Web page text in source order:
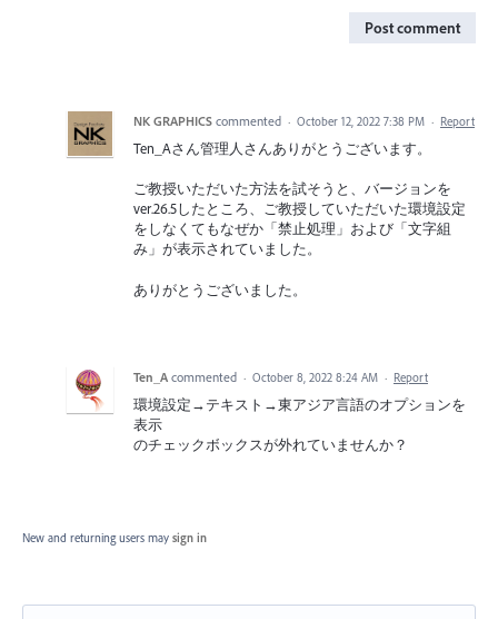
Post comment
NK GRAPHICS commented · October 12, 2022 7:38 PM · Report
Ten_Aさん管理人さんありがとうございます。
ご教授いただいた方法を試そうと、バージョンを
ver.26.5したところ、ご教授していただいた環境設定
をしなくてもなぜか「禁止処理」および「文字組
み」が表示されていました。
ありがとうございました。
Ten_A commented · October 8, 2022 8:24 AM · Report
環境設定→テキスト→東アジア言語のオプションを
表示
のチェックボックスが外れていませんか？
New and returning users may sign in